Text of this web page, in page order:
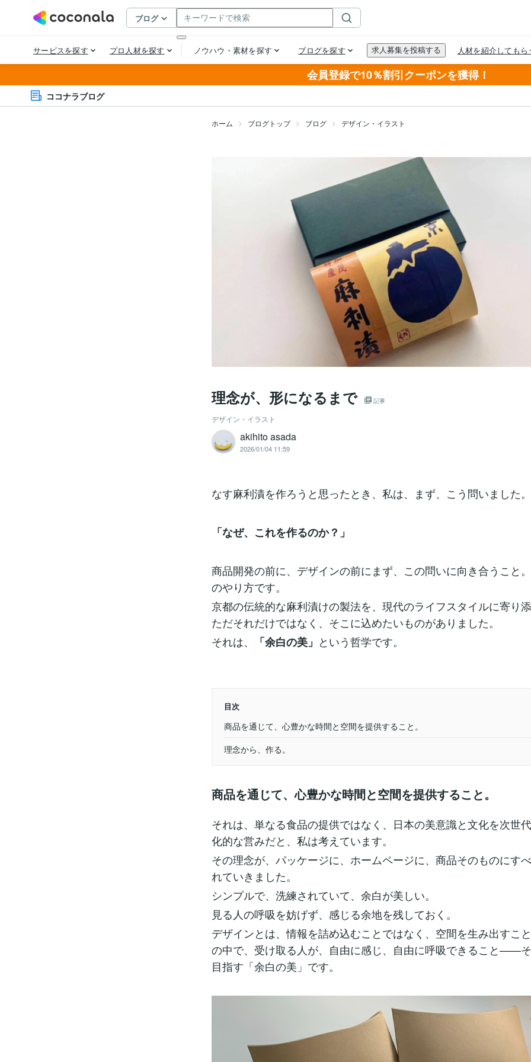
会員登録で10％割引クーポンを獲得！
ココナラブログ
ホーム ブログトップ ブログ デザイン・イラスト
理念が、形になるまで 記事
デザイン・イラスト
akihito asada
2026/01/04 11:59
なす麻利漬を作ろうと思ったとき、私は、まず、こう問いました。
「なぜ、これを作るのか？」
商品開発の前に、デザインの前にまず、この問いに向き合うこと
のやり方です。
京都の伝統的な麻利漬けの製法を、現代のライフスタイルに寄り
ただそれだけではなく、そこに込めたいものがありました。
それは、
「余白の美」 という哲学です。
目次
商品を通じて、心豊かな時間と空間を提供すること。
理念から、作る。
商品を通じて、心豊かな時間と空間を提供すること。
それは、単なる食品の提供ではなく、日本の美意識と文化を次世
化的な営みだと、私は考えています。
その理念が、パッケージに、ホームページに、商品そのものにす
れていきました。
シンプルで、洗練されていて、余白が美しい。
見る人の呼吸を妨げず、感じる余地を残しておく。
デザインとは、情報を詰め込むことではなく、空間を生み出すこ
の中で、受け取る人が、自由に感じ、自由に呼吸できること——
目指す「余白の美」です。